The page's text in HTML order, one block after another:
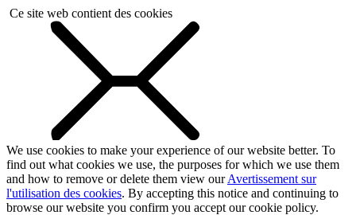
Ce site web contient des cookies
We use cookies to make your experience of our website better. To
find out what cookies we use, the purposes for which we use them
and how to remove or delete them view ourAvertissement sur
l'utilisation des cookies. By accepting this notice and continuing to
browse our website you confirm you accept our cookie policy.